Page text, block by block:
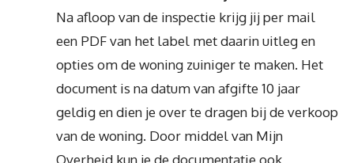
Na afloop van de inspectie krijg jij per mail
een PDF van het label met daarin uitleg en
opties om de woning zuiniger te maken. Het
document is na datum van afgifte 10 jaar
geldig en dien je over te dragen bij de verkoop
van de woning. Door middel van Mijn
Overheid kun je de documentatie ook